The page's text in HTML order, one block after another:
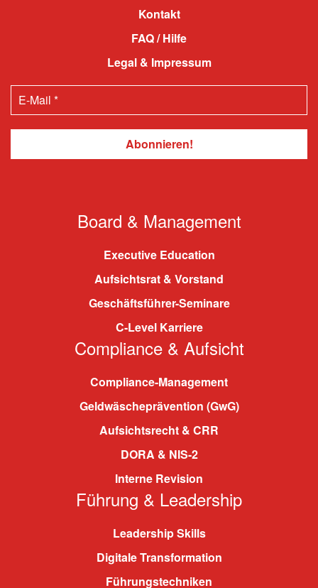
Kontakt
FAQ / Hilfe
Legal & Impressum
Board & Management
Executive Education
Aufsichtsrat & Vorstand
Geschäftsführer-Seminare
C-Level Karriere
Compliance & Aufsicht
Compliance-Management
Geldwäscheprävention (GwG)
Aufsichtsrecht & CRR
DORA & NIS-2
Interne Revision
Führung & Leadership
Leadership Skills
Digitale Transformation
Führungstechniken